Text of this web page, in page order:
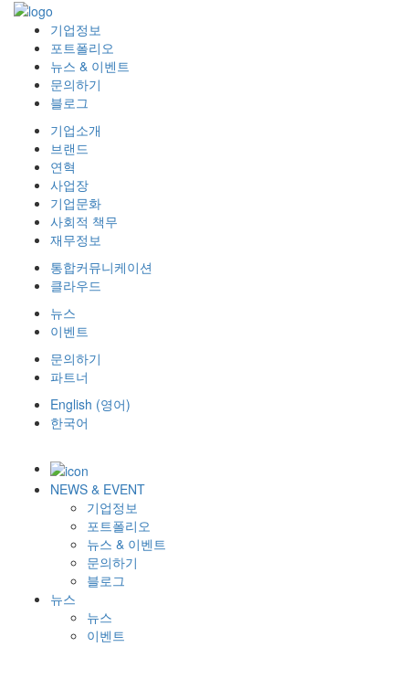
기업정보
포트폴리오
뉴스 & 이벤트
문의하기
블로그
기업소개
브랜드
연혁
사업장
기업문화
사회적 책무
재무정보
통합커뮤니케이션
클라우드
뉴스
이벤트
문의하기
파트너
English (영어)
한국어
NEWS & EVENT
기업정보
포트폴리오
뉴스 & 이벤트
문의하기
블로그
뉴스
뉴스
이벤트